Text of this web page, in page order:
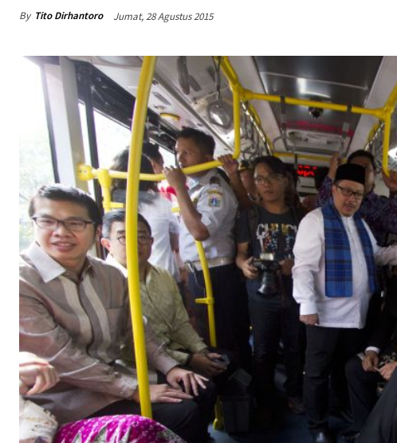
By Tito Dirhantoro Jumat, 28 Agustus 2015